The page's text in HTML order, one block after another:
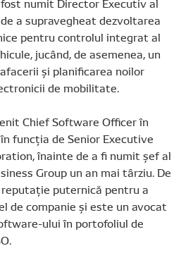
a supravegheat dezvoltarea
pentru controlul integrat al
jucând, de asemenea, un
și planificarea noilor
de mobilitate.
Chief Software Officer în
funcția de Senior Executive
înainte de a fi numit șef al
Group un an mai târziu. De
puternică pentru a
de companie și este un avocat
ului în portofoliul de